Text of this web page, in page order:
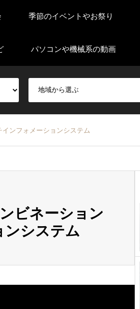
季節のイベントやお祭り
パソコンや機械系の動画
ンフォメーションシステム
ビネーション
ンシステム